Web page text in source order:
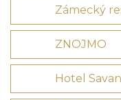
Zámecký
ZNOJMO
Hotel